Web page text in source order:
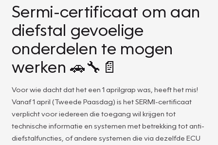
Sermi-certificaat om aan
diefstal gevoelige
onderdelen te mogen
werken 🚗🔧📄
Voor wie dacht dat het een 1 aprilgrap was, heeft het mis!
Vanaf 1 april (Tweede Paasdag) is het SERMI-certificaat
verplicht voor iedereen die toegang wil krijgen tot
technische informatie en systemen met betrekking tot anti-
diefstalfuncties, of andere systemen die via dezelfde ECU